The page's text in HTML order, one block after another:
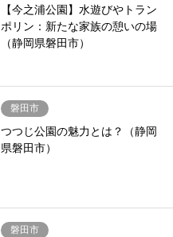
【今之浦公園】水遊びやトラン
ポリン：新たな家族の憩いの場
（静岡県磐田市）
磐田市
つつじ公園の魅力とは？（静岡
県磐田市）
磐田市